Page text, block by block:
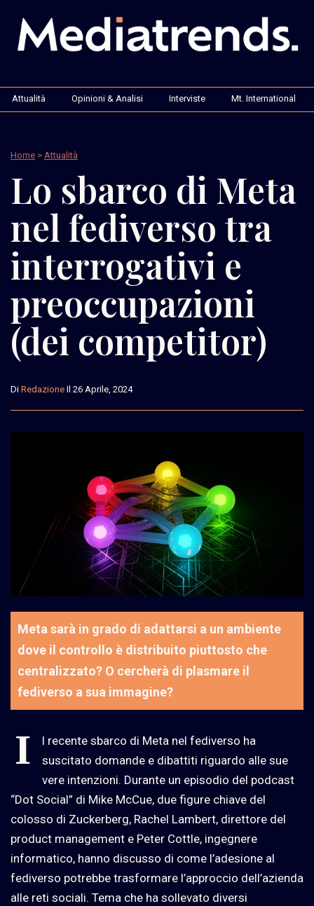
Attualità Opinioni & Analisi Interviste Mt. International
Home > Attualità
Lo sbarco di Meta
nel fediverso tra
interrogativi e
preoccupazioni
(dei competitor)
Di Redazione Il 26 Aprile, 2024
Meta sarà in grado di adattarsi a un ambiente
dove il controllo è distribuito piuttosto che
centralizzato? O cercherà di plasmare il
fediverso a sua immagine?
I
l recente sbarco di Meta nel fediverso ha
suscitato domande e dibattiti riguardo alle sue
vere intenzioni. Durante un episodio del podcast
“Dot Social” di Mike McCue, due figure chiave del
colosso di Zuckerberg, Rachel Lambert, direttore del
product management e Peter Cottle, ingegnere
informatico, hanno discusso di come l’adesione al
fediverso potrebbe trasformare l’approccio dell’azienda
alle reti sociali. Tema che ha sollevato diversi